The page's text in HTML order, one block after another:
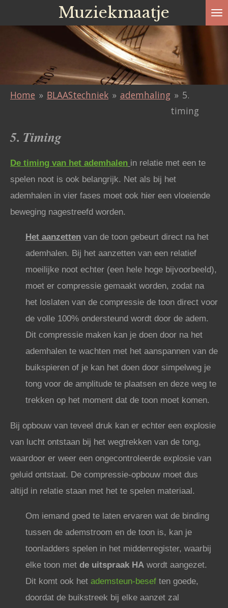
direct
hoofdinhoud
Muziekmaatje
Home » BLAAStechniek » ademhaling » 5.
timing
5. Timing
De timing van het ademhalen in relatie met een te
spelen noot is ook belangrijk. Net als bij het
ademhalen in vier fases moet ook hier een vloeiende
beweging nagestreefd worden.
Het aanzetten van de toon gebeurt direct na het
ademhalen. Bij het aanzetten van een relatief
moeilijke noot echter (een hele hoge bijvoorbeeld),
moet er compressie gemaakt worden, zodat na
het loslaten van de compressie de toon direct voor
de volle 100% ondersteund wordt door de adem.
Dit compressie maken kan je doen door na het
ademhalen te wachten met het aanspannen van de
buikspieren of je kan het doen door simpelweg je
tong voor de amplitude te plaatsen en deze weg te
trekken op het moment dat de toon moet komen.
Bij opbouw van teveel druk kan er echter een explosie
van lucht ontstaan bij het wegtrekken van de tong,
waardoor er weer een ongecontroleerde explosie van
geluid ontstaat. De compressie-opbouw moet dus
altijd in relatie staan met het te spelen materiaal.
Om iemand goed te laten ervaren wat de binding
tussen de ademstroom en de toon is, kan je
toonladders spelen in het middenregister, waarbij
elke toon met de uitspraak HA wordt aangezet.
Dit komt ook het ademsteun-besef ten goede,
doordat de buikstreek bij elke aanzet zal